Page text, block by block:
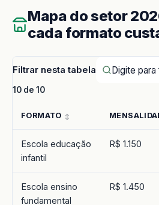
Mapa do setor
cada formato
Filtrar nesta tabela
10 de 10
FORMATO
Escola educação
infantil
R$ 1.150
Escola ensino
fundamental
R$ 1.450